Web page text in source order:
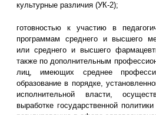
культурные различия (УК-2);
готовностью к участию в
программам среднего и высшего
или среднего и высшего
также по дополнительным
лиц, имеющих среднее
образование в порядке,
исполнительной власти,
выработке государственной